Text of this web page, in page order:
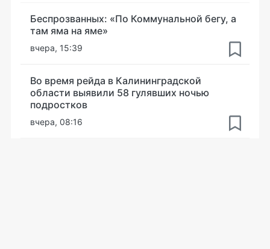
Беспрозванных: «По Коммунальной бегу, а
там яма на яме»
вчера, 15:39
Во время рейда в Калининградской
области выявили 58 гулявших ночью
подростков
вчера, 08:16